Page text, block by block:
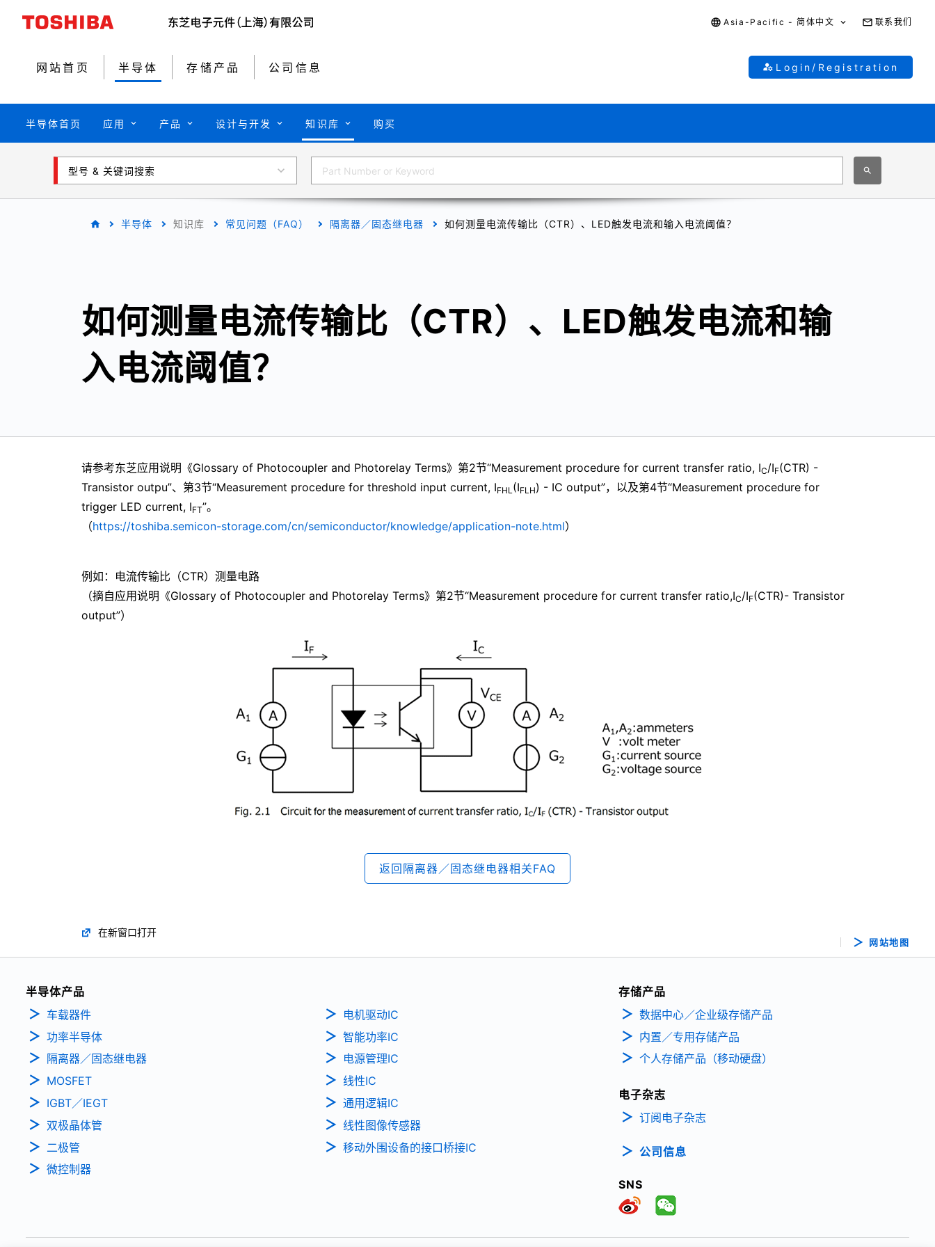
Asia-Pacific - 简体中文 联系我们
网站首页 半导体 存储产品 公司信息 Login/Registration
半导体首页 应用 产品 设计与开发 知识库 购买
型号 & 关键词搜索
半导体 知识库 常见问题（FAQ） 隔离器／固态继电器 如何测量电流传输比（CTR）、LED触发电流和输入电流阈值？
如何测量电流传输比（CTR）、LED触发电流和输
入电流阈值？
请参考东芝应用说明《Glossary of Photocoupler and Photorelay Terms》第2节“Measurement procedure for current transfer ratio, IC/IF(CTR) -
Transistor outpu”、第3节“Measurement procedure for threshold input current, IFHL(IFLH) - IC output”，以及第4节“Measurement procedure for
trigger LED current, IFT”。
（https://toshiba.semicon-storage.com/cn/semiconductor/knowledge/application-note.html）
例如：电流传输比（CTR）测量电路
（摘自应用说明《Glossary of Photocoupler and Photorelay Terms》第2节“Measurement procedure for current transfer ratio,IC/IF(CTR)- Transistor
output”）
返回隔离器／固态继电器相关FAQ
在新窗口打开
网站地图
半导体产品
车载器件
功率半导体
隔离器／固态继电器
MOSFET
IGBT／IEGT
双极晶体管
二极管
微控制器
电机驱动IC
智能功率IC
电源管理IC
线性IC
通用逻辑IC
线性图像传感器
移动外围设备的接口桥接IC
存储产品
数据中心／企业级存储产品
内置／专用存储产品
个人存储产品（移动硬盘）
电子杂志
订阅电子杂志
公司信息
SNS